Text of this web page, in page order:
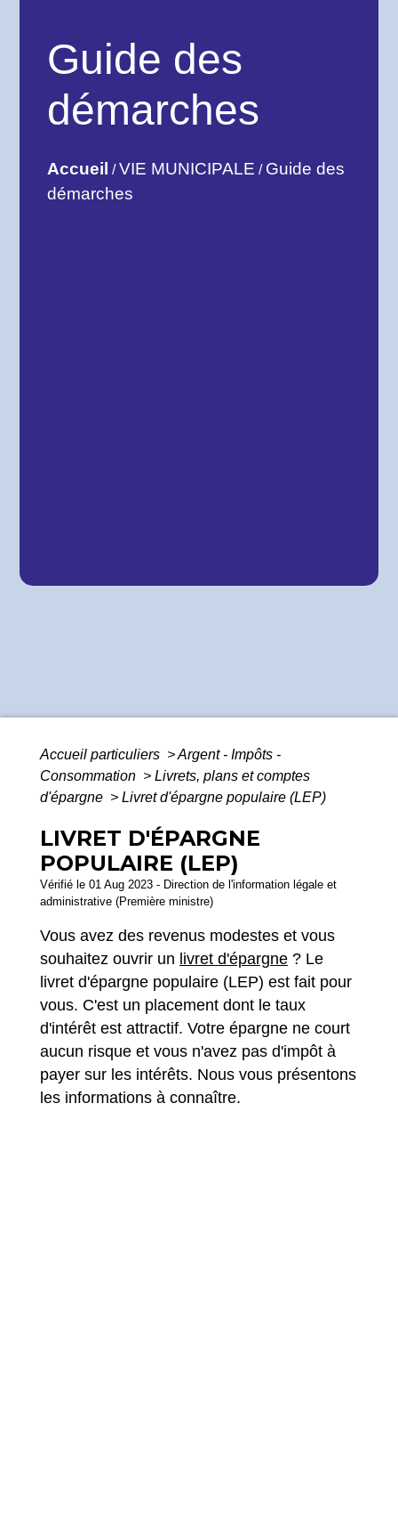
Guide des
démarches
Accueil /VIE MUNICIPALE / Guide des
démarches
Accueil particuliers >Argent - Impôts -
Consommation > Livrets, plans et comptes
d'épargne > Livret d'épargne populaire (LEP)
LIVRET D'ÉPARGNE
POPULAIRE (LEP)
Vérifié le 01 Aug 2023 - Direction de l'information légale et
administrative (Première ministre)
Vous avez des revenus modestes et vous
souhaitez ouvrir un livret d'épargne ? Le
livret d'épargne populaire (LEP) est fait pour
vous. C'est un placement dont le taux
d'intérêt est attractif. Votre épargne ne court
aucun risque et vous n'avez pas d'impôt à
payer sur les intérêts. Nous vous présentons
les informations à connaître.